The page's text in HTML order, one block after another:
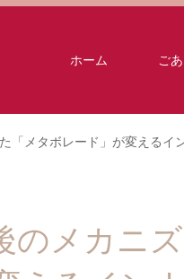
ホーム ご
「メタボレード」が変えるイ
のメカニ